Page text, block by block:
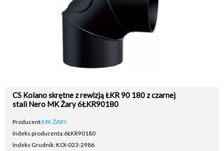
CS Kolano skrętne z rewizją ŁKR 90 180 z czarnej
stali Nero MK Żary 6ŁKR90180
Producent:MK ŻARY
Indeks producenta:6ŁKR90180
Indeks Grudnik: KOI-023-2986